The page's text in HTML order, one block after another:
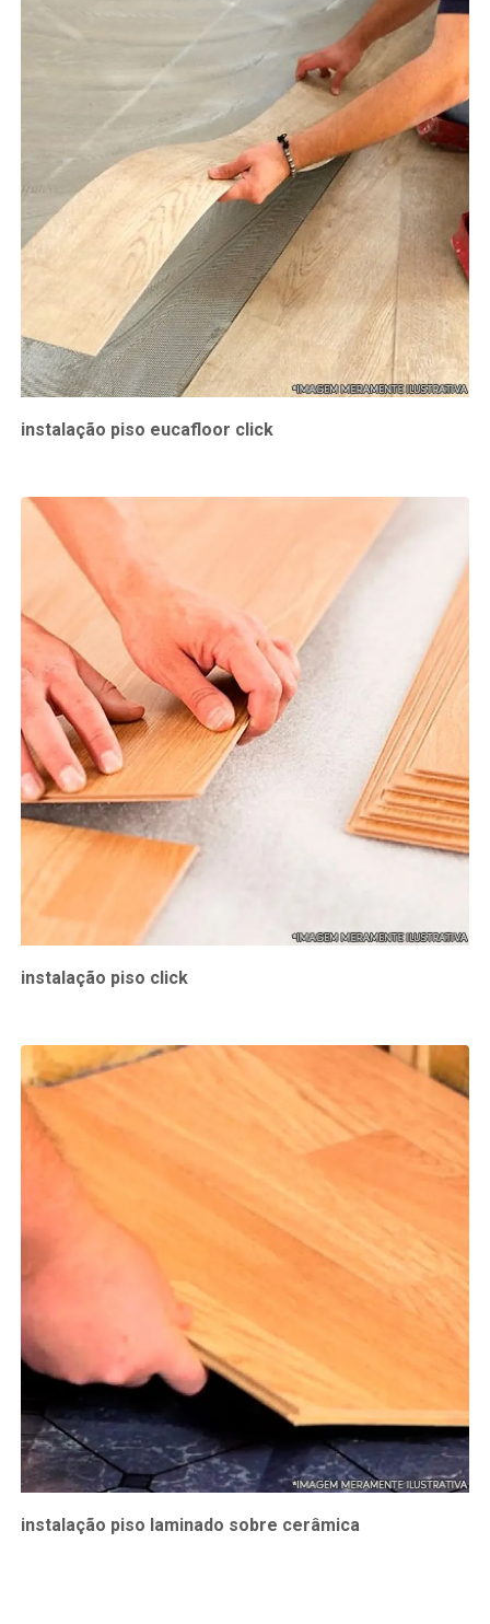
instalação piso eucafloor click
instalação piso click
instalação piso laminado sobre cerâmica